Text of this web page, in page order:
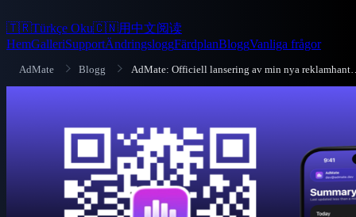
🇹🇷Türkçe Oku🇨🇳用中文阅读
HemGalleriSupportÄndringsloggFärdplanBloggVanliga frågor
AdMate Blogg AdMate: Officiell